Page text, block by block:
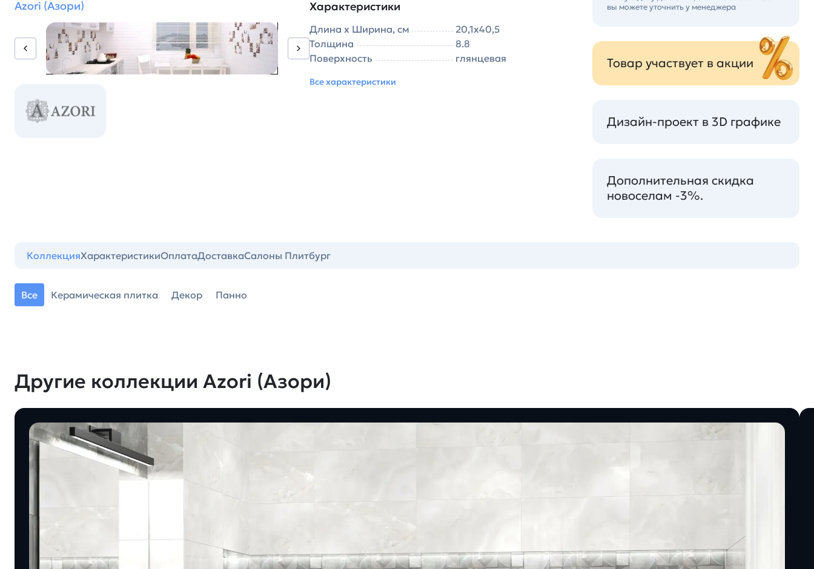
Azori (Азори)
Характеристики
Длина х Ширина, см
20,1х40,5
Толщина
8.8
Поверхность
глянцевая
Все характеристики
вы можете уточнить у менеджера
Товар участвует в акции
Дизайн-проект в 3D графике
Дополнительная скидка
новоселам -3%.
КоллекцияХарактеристикиОплатаДоставкаСалоны Плитбург
Все Керамическая плитка Декор Панно
Другие коллекции Azori (Азори)